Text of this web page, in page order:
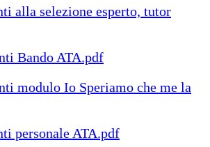
alla selezione esperto, tutor
Bando ATA.pdf
modulo Io Speriamo che me la
personale ATA.pdf